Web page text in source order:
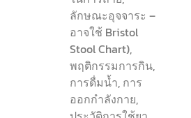
ลักษณะอุจจาระ –
อาจใช้ Bristol
Stool Chart),
พฤติกรรมการกิน,
การดื่มน้ำ, การ
ออกกำลังกาย,